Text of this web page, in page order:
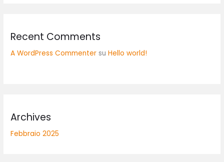
Recent Comments
A WordPress Commenter suHello world!
Archives
Febbraio 2025